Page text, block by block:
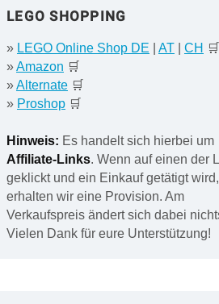
LEGO SHOPPING
» LEGO Online Shop DE AT| CH 🛒
»Amazon 🛒
»Alternate🛒
» Proshop🛒
Hinweis: Es handelt sich hierbei um
Affiliate-Links. Wenn auf einen der
geklickt und ein Einkauf getätigt wird,
erhalten wir eine Provision. Am
Verkaufspreis ändert sich dabei
Vielen Dank für eure Unterstützung!